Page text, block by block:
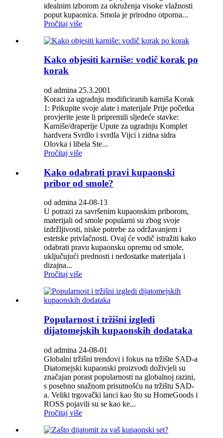
idealnim izborom za okruženja visoke vlažnosti
poput kupaonica. Smola je prirodno otporna...
Pročitaj više
Kako objesiti karniše: vodič korak po
korak
od admina 25.3.2001
Koraci za ugradnju modificiranih karniša Korak
1: Prikupite svoje alate i materijale Prije početka
provjerite jeste li pripremili sljedeće stavke:
Karniše/draperije Upute za ugradnju Komplet
hardvera Svrdlo i svrdla Vijci i zidna sidra
Olovka i libela Ste...
Pročitaj više
Kako odabrati pravi kupaonski
pribor od smole?
od admina 24-08-13
U potrazi za savršenim kupaonskim priborom,
materijali od smole popularni su zbog svoje
izdržljivosti, niske potrebe za održavanjem i
estetske privlačnosti. Ovaj će vodič istražiti kako
odabrati pravu kupaonsku opremu od smole,
uključujući prednosti i nedostatke materijala i
dizajna...
Pročitaj više
Popularnost i tržišni izgledi
dijatomejskih kupaonskih dodataka
od admina 24-08-01
Globalni tržišni trendovi i fokus na tržište SAD-a
Diatomejski kupaonski proizvodi doživjeli su
značajan porast popularnosti na globalnoj razini,
s posebno snažnom prisutnošću na tržištu SAD-
a. Veliki trgovački lanci kao što su HomeGoods i
ROSS pojavili su se kao ke...
Pročitaj više